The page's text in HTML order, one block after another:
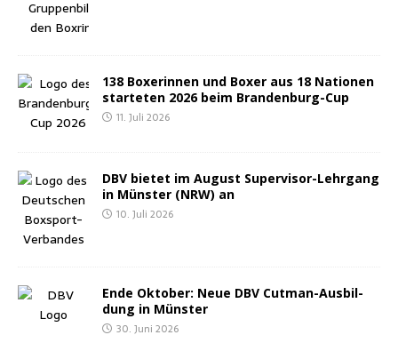
138 Boxe­rin­nen und Boxer aus 18 Natio­nen
star­te­ten 2026 beim Brandenburg-Cup
11. Juli 2026
DBV bie­tet im August Super­vi­sor-Lehr­gang
in Müns­ter (NRW) an
10. Juli 2026
Ende Okto­ber: Neue DBV Cut­man-Aus­bil­
dung in Münster
30. Juni 2026